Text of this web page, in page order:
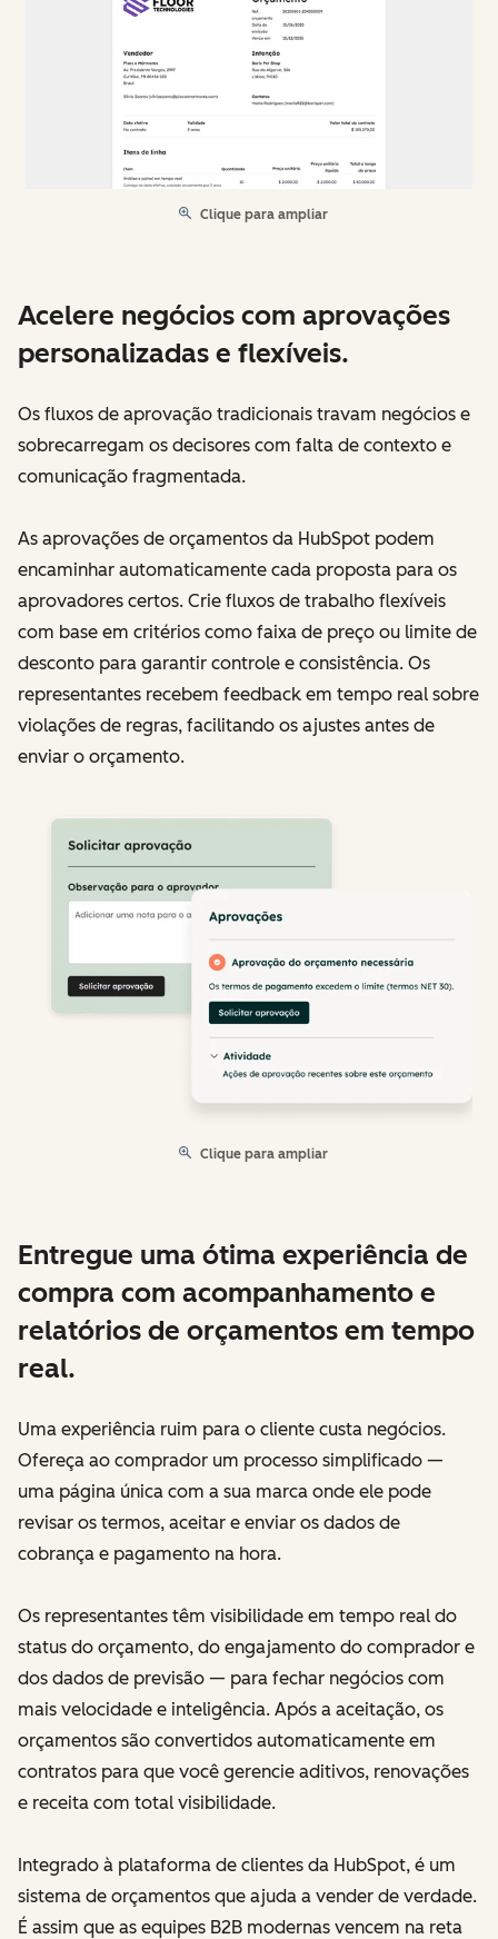
Clique para ampliar
Acelere negócios com aprovações
personalizadas e flexíveis.
Os fluxos de aprovação tradicionais travam negócios e
sobrecarregam os decisores com falta de contexto e
comunicação fragmentada.
As aprovações de orçamentos da HubSpot podem
encaminhar automaticamente cada proposta para os
aprovadores certos. Crie fluxos de trabalho flexíveis
com base em critérios como faixa de preço ou limite de
desconto para garantir controle e consistência. Os
representantes recebem feedback em tempo real sobre
violações de regras, facilitando os ajustes antes de
enviar o orçamento.
Clique para ampliar
Entregue uma ótima experiência de
compra com acompanhamento e
relatórios de orçamentos em tempo
real.
Uma experiência ruim para o cliente custa negócios.
Ofereça ao comprador um processo simplificado —
uma página única com a sua marca onde ele pode
revisar os termos, aceitar e enviar os dados de
cobrança e pagamento na hora.
Os representantes têm visibilidade em tempo real do
status do orçamento, do engajamento do comprador e
dos dados de previsão — para fechar negócios com
mais velocidade e inteligência. Após a aceitação, os
orçamentos são convertidos automaticamente em
contratos para que você gerencie aditivos, renovações
e receita com total visibilidade.
Integrado à plataforma de clientes da HubSpot, é um
sistema de orçamentos que ajuda a vender de verdade.
É assim que as equipes B2B modernas vencem na reta